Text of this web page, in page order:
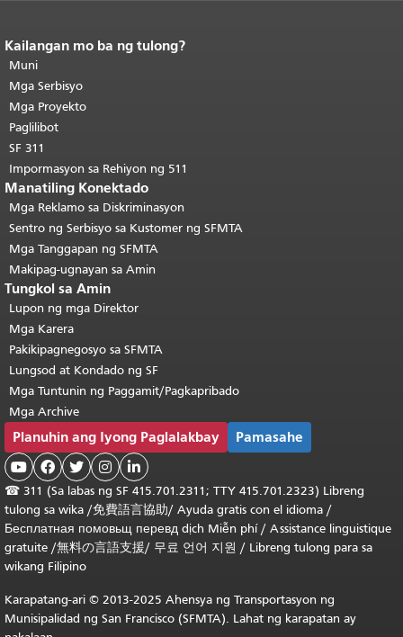
Katapusan ng nilalaman ng
pahina.
pahinang ito ay nauulit sa bawat
pahina.Bumalik sa tuktok ng
pangunahing nilalaman
Kailangan mo ba ng tulong?
Muni
Mga Serbisyo
Mga Proyekto
Paglilibot
SF 311
Impormasyon sa Rehiyon ng 511
Manatiling Konektado
Mga Reklamo sa Diskriminasyon
Sentro ng Serbisyo sa Kustomer ng SFMTA
Mga Tanggapan ng SFMTA
Makipag-ugnayan sa Amin
Tungkol sa Amin
Lupon ng mga Direktor
Mga Karera
Pakikipagnegosyo sa SFMTA
Lungsod at Kondado ng SF
Mga Tuntunin ng Paggamit/Pagkapribado
Mga Archive
Planuhin ang Iyong Paglalakbay Pamasahe
    
☎ 311 (Sa labas ng SF 415.701.2311; TTY 415.701.2323) Libreng
tulong sa wika /免費語言協助/ Ayuda gratis con el idioma /
Бесплатная помовьщ перевд dịch Miễn phí/ Assistance linguistique
gratuite /無料の言語支援/ 무료 언어 지원 / Libreng tulong para sa
wikang Filipino
Karapatang-ari © 2013-2025 Ahensya ng Transportasyon ng
Munisipalidad ng San Francisco (SFMTA). Lahat ng karapatan ay